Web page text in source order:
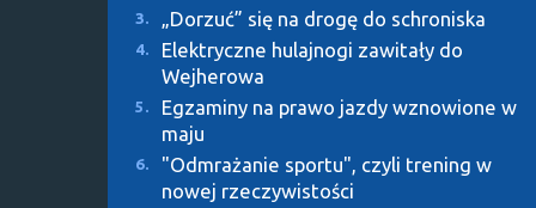
3. „Dorzuć” się na drogę do schroniska
4.
Elektryczne hulajnogi zawitały do
Wejherowa
5.
Egzaminy na prawo jazdy wznowione w
maju
6.
"Odmrażanie sportu", czyli trening w
nowej rzeczywistości